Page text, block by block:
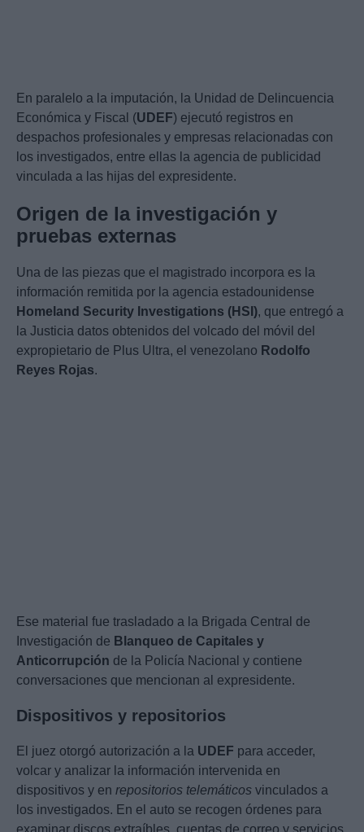
En paralelo a la imputación, la Unidad de Delincuencia
Económica y Fiscal (UDEF) ejecutó registros en
despachos profesionales y empresas relacionadas con
los investigados, entre ellas la agencia de publicidad
vinculada a las hijas del expresidente.
Origen de la investigación y
pruebas externas
Una de las piezas que el magistrado incorpora es la
información remitida por la agencia estadounidense
Homeland Security Investigations (HSI), que entregó a
la Justicia datos obtenidos del volcado del móvil del
expropietario de Plus Ultra, el venezolano Rodolfo
Reyes Rojas.
Ese material fue trasladado a la Brigada Central de
Investigación de Blanqueo de Capitales y
Anticorrupción de la Policía Nacional y contiene
conversaciones que mencionan al expresidente.
Dispositivos y repositorios
El juez otorgó autorización a la UDEF para acceder,
volcar y analizar la información intervenida en
dispositivos y en repositorios telemáticos vinculados a
los investigados. En el auto se recogen órdenes para